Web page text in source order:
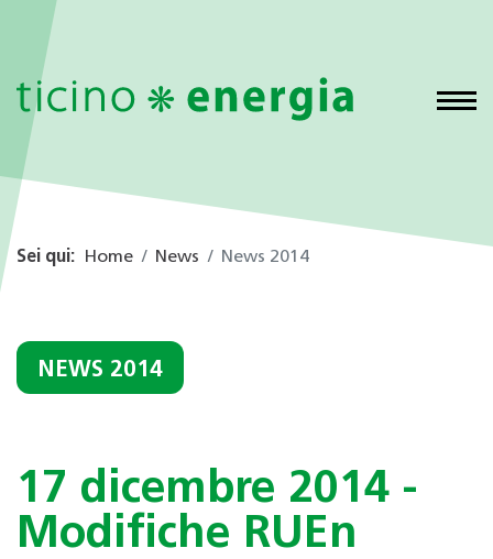
Sei qui: Home News News 2014
NEWS 2014
17 dicembre 2014 -
Modifiche RUEn